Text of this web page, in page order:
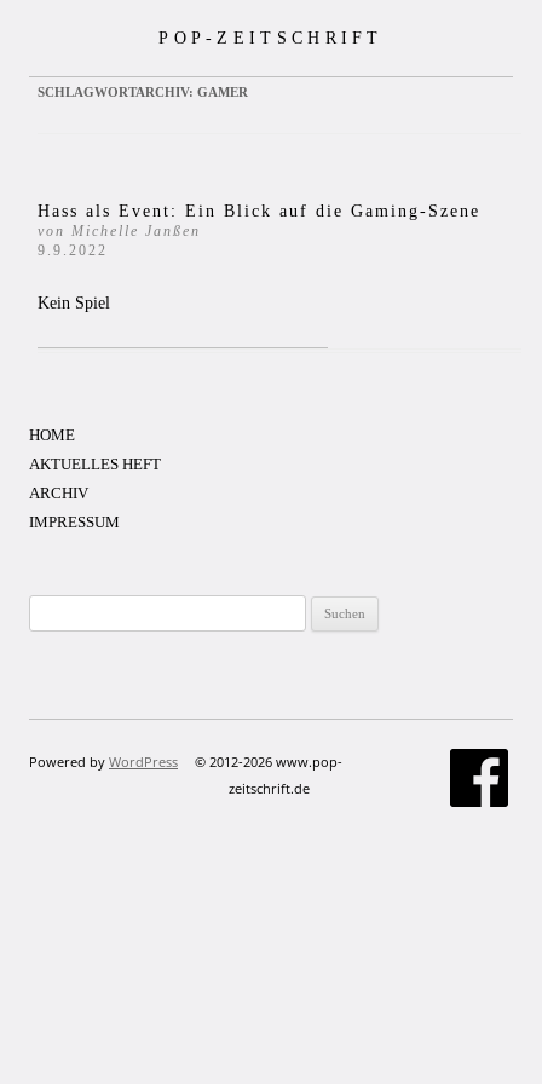
POP-ZEITSCHRIFT
SCHLAGWORTARCHIV: GAMER
Hass als Event: Ein Blick auf die Gaming-Szene
von Michelle Janßen
9.9.2022
Kein Spiel
HOME
AKTUELLES HEFT
ARCHIV
IMPRESSUM
nach:
Powered by WordPress
© 2012-2026 www.pop-
zeitschrift.de